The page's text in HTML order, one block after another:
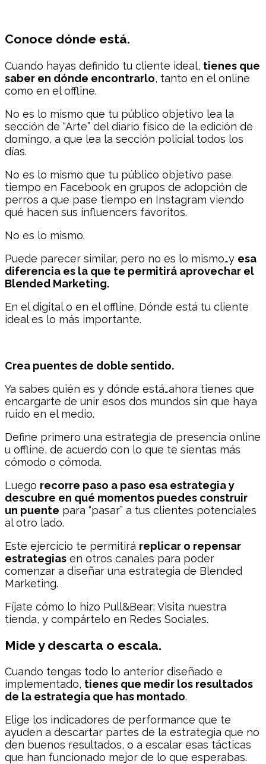
Conoce dónde está.
Cuando hayas definido tu cliente ideal, tienes que
saber en dónde encontrarlo, tanto en el online
como en el offline.
No es lo mismo que tu público objetivo lea la
sección de “Arte” del diario físico de la edición de
domingo, a que lea la sección policial todos los
días.
No es lo mismo que tu público objetivo pase
tiempo en Facebook en grupos de adopción de
perros a que pase tiempo en Instagram viendo
qué hacen sus influencers favoritos.
No es lo mismo.
Puede parecer similar, pero no es lo mismo…y esa
diferencia es la que te permitirá aprovechar el
Blended Marketing.
En el digital o en el offline. Dónde está tu cliente
ideal es lo más importante.
Crea puentes de doble sentido.
Ya sabes quién es y dónde está…ahora tienes que
encargarte de unir esos dos mundos sin que haya
ruido en el medio.
Define primero una estrategia de presencia online
u offline, de acuerdo con lo que te sientas más
cómodo o cómoda.
Luego recorre paso a paso esa estrategia y
descubre en qué momentos puedes construir
un puente para “pasar” a tus clientes potenciales
al otro lado.
Este ejercicio te permitirá replicar o repensar
estrategias en otros canales para poder
comenzar a diseñar una estrategia de Blended
Marketing.
Fíjate cómo lo hizo Pull&Bear: Visita nuestra
tienda, y compártelo en Redes Sociales.
Mide y descarta o escala.
Cuando tengas todo lo anterior diseñado e
implementado, tienes que medir los resultados
de la estrategia que has montado.
Elige los indicadores de performance que te
ayuden a descartar partes de la estrategia que no
den buenos resultados, o a escalar esas tácticas
que han funcionado mejor de lo que esperabas.